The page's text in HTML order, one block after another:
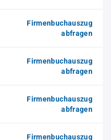
Firmenbuchauszug
abfragen
Firmenbuchauszug
abfragen
Firmenbuchauszug
abfragen
Firmenbuchauszug